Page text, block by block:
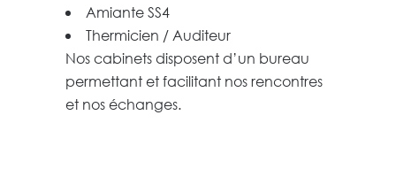
Amiante SS4
Thermicien / Auditeur
Nos cabinets disposent d’un bureau
permettant et facilitant nos rencontres
et nos échanges.